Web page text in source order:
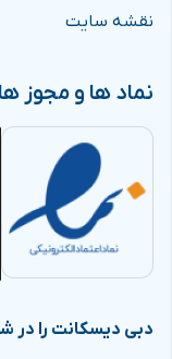
نقشه سایت
نماد ها و مجوز ها
دبی دیسکانت را در